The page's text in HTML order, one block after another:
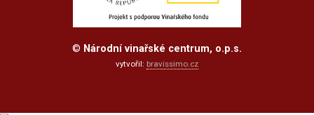
© Národní vinařské centrum, o.p.s.
vytvořil: bravissimo.cz